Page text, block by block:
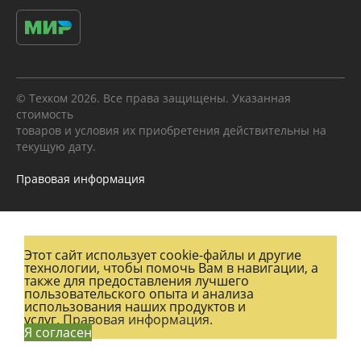
© Техком 2026. Все права защищены. Указанная
стоимость
товаров и условия их приобретения действительны на
текущую дату.
Правовая информация
Этот сайт использует cookie-файлы и другие
технологии, чтобы помочь Вам в навигации, а
также для предоставления лучшего
пользовательского опыта и анализа
использования наших продуктов и
услуг.Правовая информация.
Я согласен